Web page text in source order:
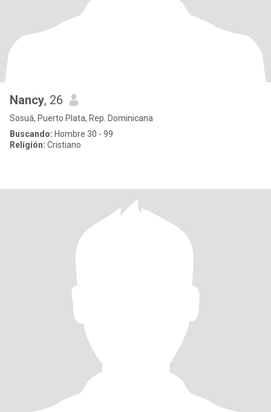
Nancy, 26
Sosuá, Puerto Plata, Rep. Dominicana
Buscando: Hombre 30 - 99
Religión: Cristiano